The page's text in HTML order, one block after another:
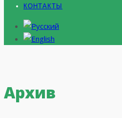
КОНТАКТЫ
Архив